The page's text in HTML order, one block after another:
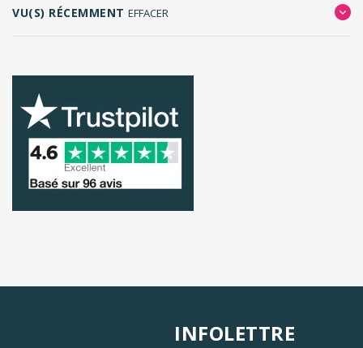
VU(S) RÉCEMMENT EFFACER
INFOLETTRE